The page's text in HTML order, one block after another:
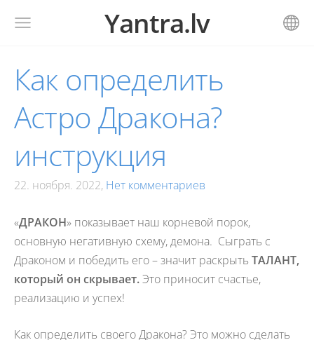
Yantra.lv
Как определить
Астро Дракона?
инструкция
22. ноября. 2022, Нет комментариев
«ДРАКОН» показывает наш корневой порок,
основную негативную схему, демона. Сыграть с
Драконом и победить его – значит раскрыть ТАЛАНТ,
который он скрывает.Это приносит счастье,
реализацию и успех!
Как определить своего Дракона? Это можно сделать